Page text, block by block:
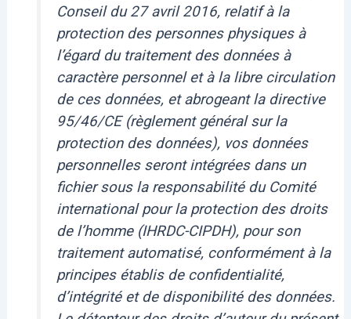
Conseil du 27 avril 2016, relatif à la
protection des personnes physiques à
l’égard du traitement des données à
caractère personnel et à la libre circulation
de ces données, et abrogeant la directive
95/46/CE (règlement général sur la
protection des données), vos données
personnelles seront intégrées dans un
fichier sous la responsabilité du Comité
international pour la protection des droits
de l’homme (IHRDC-CIPDH), pour son
traitement automatisé, conformément à la
principes établis de confidentialité,
d’intégrité et de disponibilité des données.